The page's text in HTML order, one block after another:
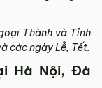
Thành và Tỉnh
các ngày Lễ, Tết.
Hà Nội, Đà